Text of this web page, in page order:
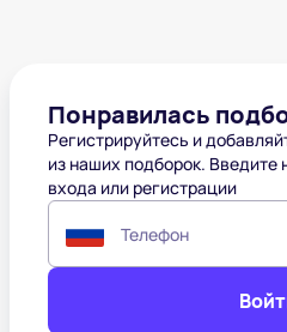
Понравилась
Регистрируйтесь и
из наших подборок. Введите
входа или регистрации
Телефон